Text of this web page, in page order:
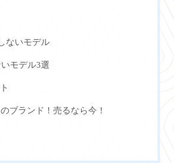
ないモデル
モデル3選
ブランド！売るなら今！